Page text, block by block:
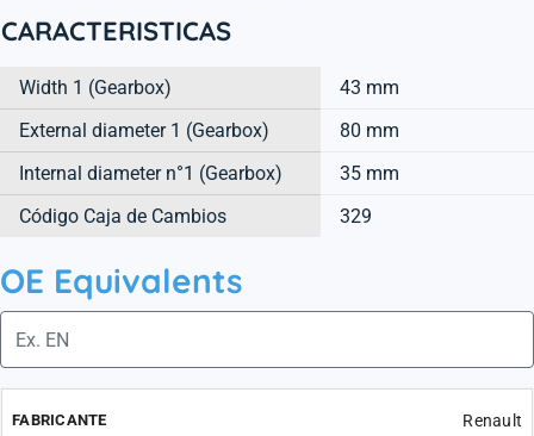
CARACTERISTICAS
Width 1 (Gearbox)
43 mm
External diameter 1 (Gearbox)
80 mm
Internal diameter n°1 (Gearbox)
35 mm
Código Caja de Cambios
329
OE Equivalents
Renault